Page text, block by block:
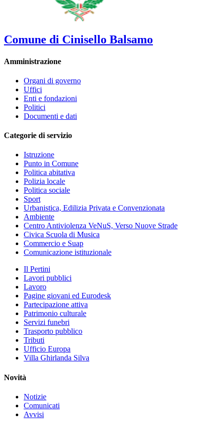
Comune di Cinisello Balsamo
Amministrazione
Organi di governo
Uffici
Enti e fondazioni
Politici
Documenti e dati
Categorie di servizio
Istruzione
Punto in Comune
Politica abitativa
Polizia locale
Politica sociale
Sport
Urbanistica, Edilizia Privata e Convenzionata
Ambiente
Centro Antiviolenza VeNuS, Verso Nuove Strade
Civica Scuola di Musica
Commercio e Suap
Comunicazione istituzionale
Il Pertini
Lavori pubblici
Lavoro
Pagine giovani ed Eurodesk
Partecipazione attiva
Patrimonio culturale
Servizi funebri
Trasporto pubblico
Tributi
Ufficio Europa
Villa Ghirlanda Silva
Novità
Notizie
Comunicati
Avvisi